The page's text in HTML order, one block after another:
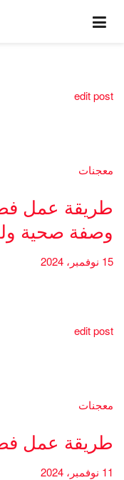
edit post
معجنات
طريقة عمل
وصفة صحية
15 نوفمبر، 2024
edit post
معجنات
طريقة عمل
11 نوفمبر، 2024